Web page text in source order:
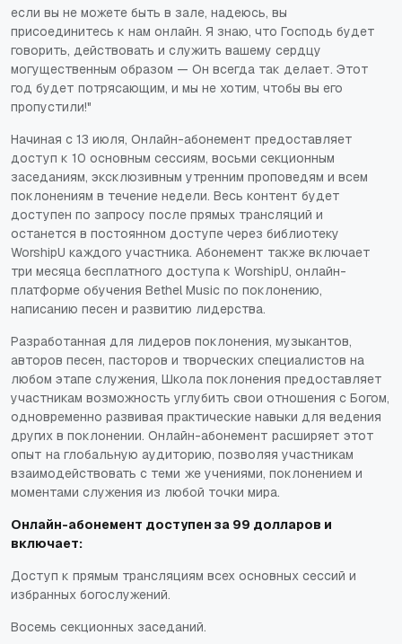
если вы не можете быть в зале, надеюсь, вы
присоединитесь к нам онлайн. Я знаю, что Господь будет
говорить, действовать и служить вашему сердцу
могущественным образом — Он всегда так делает. Этот
год будет потрясающим, и мы не хотим, чтобы вы его
пропустили!"
Начиная с 13 июля, Онлайн-абонемент предоставляет
доступ к 10 основным сессиям, восьми секционным
заседаниям, эксклюзивным утренним проповедям и всем
поклонениям в течение недели. Весь контент будет
доступен по запросу после прямых трансляций и
останется в постоянном доступе через библиотеку
WorshipU каждого участника. Абонемент также включает
три месяца бесплатного доступа к WorshipU, онлайн-
платформе обучения Bethel Music по поклонению,
написанию песен и развитию лидерства.
Разработанная для лидеров поклонения, музыкантов,
авторов песен, пасторов и творческих специалистов на
любом этапе служения, Школа поклонения предоставляет
участникам возможность углубить свои отношения с Богом,
одновременно развивая практические навыки для ведения
других в поклонении. Онлайн-абонемент расширяет этот
опыт на глобальную аудиторию, позволяя участникам
взаимодействовать с теми же учениями, поклонением и
моментами служения из любой точки мира.
Онлайн-абонемент доступен за 99 долларов и
включает:
Доступ к прямым трансляциям всех основных сессий и
избранных богослужений.
Восемь секционных заседаний.